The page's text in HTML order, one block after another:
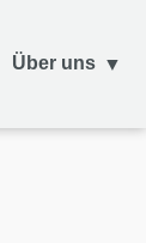
Über uns